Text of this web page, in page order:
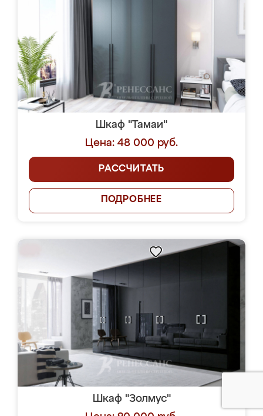
Шкаф "Тамаи"
Цена: 48 000 руб.
РАССЧИТАТЬ
ПОДРОБНЕЕ
Шкаф "Золмус"